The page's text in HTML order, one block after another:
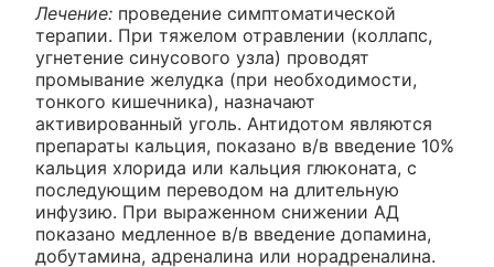
Лечение: проведение симптоматической
терапии. При тяжелом отравлении (коллапс,
угнетение синусового узла) проводят
промывание желудка (при необходимости,
тонкого кишечника), назначают
активированный уголь. Антидотом являются
препараты кальция, показано в/в введение 10%
кальция хлорида или кальция глюконата, с
последующим переводом на длительную
инфузию. При выраженном снижении АД
показано медленное в/в введение допамина,
добутамина, адреналина или норадреналина.